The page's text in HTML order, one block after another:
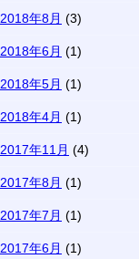
2018年8月 (3)
2018年6月 (1)
2018年5月 (1)
2018年4月 (1)
2017年11月 (4)
2017年8月 (1)
2017年7月 (1)
2017年6月 (1)